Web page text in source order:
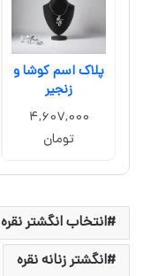
پلاک اسم کوشا و
زنجیر
4,607,000
تومان
انتخاب انگشتر نقره
انگشتر زنانه نقره